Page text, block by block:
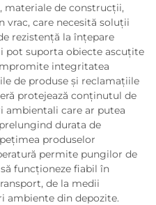
materiale de construcții,
vrac, care necesită soluții
rezistență la înțepare
pot suporta obiecte ascuțite
integritatea
de produse și reclamațiile
protejează conținutul de
care ar putea
durata de
produselor
permite pungilor de
funcționeze fiabil în
de la medii
ambiente din depozite.